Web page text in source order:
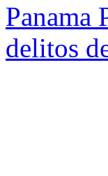
Panama
delitos